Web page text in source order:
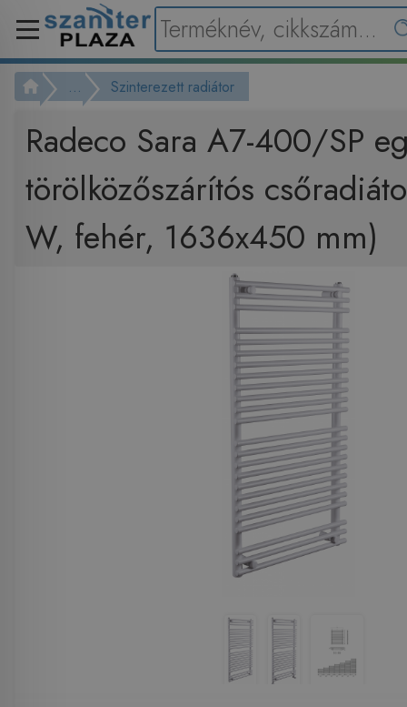
... Szinterezett radiátor
Radeco Sara A7-400/SP
törölközőszárítós
W, fehér, 1636x450 mm)